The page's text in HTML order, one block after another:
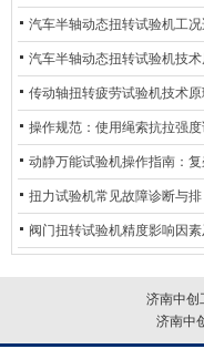
术及产业落地应用
汽车半轴动态扭转试验机工
配与质控应用探析
汽车半轴动态扭转试验机技
理与行业应用
传动轴扭转疲劳试验机技术原
与行业应用
操作规范：使用绳索抗拉强
验机的完整测试步骤
动静万能试验机操作指南：
动态测试的标准化流程
扭力试验机常见故障诊断与排
除：从传感器信号异常到机械
阀门扭转试验机精度影响因素
济南中创
济南中